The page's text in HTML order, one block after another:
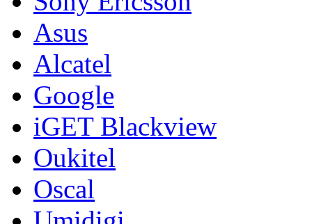
Asus
Alcatel
Google
iGET Blackview
Oukitel
Oscal